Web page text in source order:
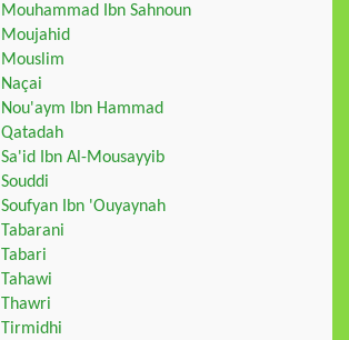
Mouhammad Ibn Sahnoun
Moujahid
Mouslim
Naçai
Nou'aym Ibn Hammad
Qatadah
Sa'id Ibn Al-Mousayyib
Souddi
Soufyan Ibn 'Ouyaynah
Tabarani
Tabari
Tahawi
Thawri
Tirmidhi